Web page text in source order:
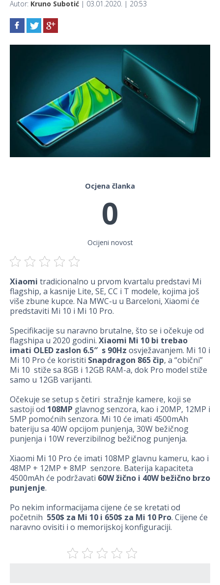
Autor: Kruno Subotić | 03.01.2020. | 20:53
Ocjena članka
0
Ocijeni novost
Xiaomi tradicionalno u prvom kvartalu predstavi Mi
flagship, a kasnije Lite, SE, CC i T modele, kojima još
više zbune kupce. Na MWC-u u Barceloni, Xiaomi će
predstaviti Mi 10 i Mi 10 Pro.
Specifikacije su naravno brutalne, što se i očekuje od
flagshipa u 2020 godini. Xiaomi Mi 10 bi trebao
imati OLED zaslon 6.5″ s 90Hz osvježavanjem. Mi 10 i
Mi 10 Pro će koristiti Snapdragon 865 čip, a “obični”
Mi 10 stiže sa 8GB i 12GB RAM-a, dok Pro model stiže
samo u 12GB varijanti.
Očekuje se setup s četiri stražnje kamere, koji se
sastoji od 108MP glavnog senzora, kao i 20MP, 12MP i
5MP pomoćnih senzora. Mi 10 će imati 4500mAh
bateriju sa 40W opcijom punjenja, 30W bežičnog
punjenja i 10W reverzibilnog bežičnog punjenja.
Xiaomi Mi 10 Pro će imati 108MP glavnu kameru, kao i
48MP + 12MP + 8MP senzore. Baterija kapaciteta
4500mAh će podržavati 60Wžično i 40W bežično brzo
punjenje.
Po nekim informacijama cijene će se kretati od
početnih 550$ za Mi 10 i 650$ za Mi 10 Pro. Cijene će
naravno ovisiti i o memorijskoj konfiguraciji.